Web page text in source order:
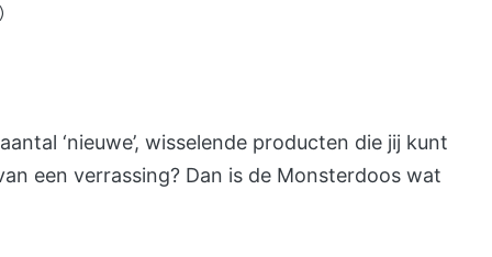
‘nieuwe’, wisselende producten die jij kunt
een verrassing? Dan is de Monsterdoos wat